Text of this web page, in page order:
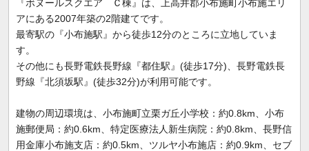
『ボヌールスクエア Ｃ棟』は、上高井郡小布施町小布施エリ
アにある2007年築の2階建てです。
最寄駅の『小布施駅』から徒歩12分のところに立地していま
す。
その他にも長野電鉄長野線『都住駅』(徒歩17分)、長野電鉄長
野線『北須坂駅』(徒歩32分)が利用可能です。
建物の周辺環境は、小布施町立栗ガ丘小学校：約0.8km、小布
施郵便局：約0.6km、特定医療法人新生病院：約0.8km、長野信
用金庫小布施支店：約0.5km、ツルヤ小布施店：約0.9km、セブ